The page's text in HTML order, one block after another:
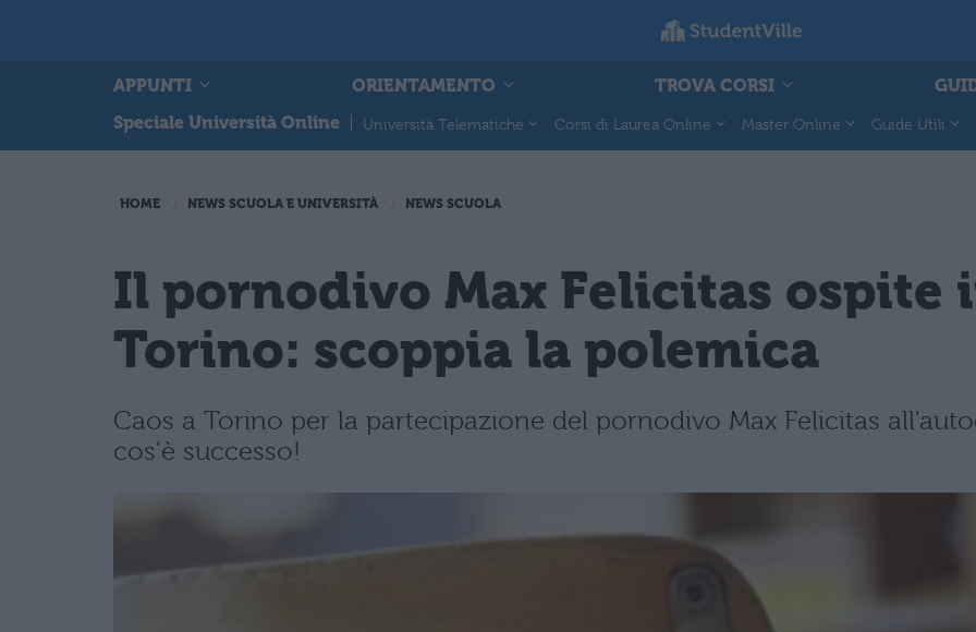
APPUNTI ORIENTAMENTO TROVA CORSI
Speciale Università Online
Università Telematiche Corsi di Laurea Online Master Online Guide Utili
HOME NEWS SCUOLA E UNIVERSITÀ NEWS SCUOLA
Il pornodivo Max Felicitas ospite
Torino: scoppia la polemica
Caos a Torino per la partecipazione del pornodivo Max Felicitas
cos'è successo!